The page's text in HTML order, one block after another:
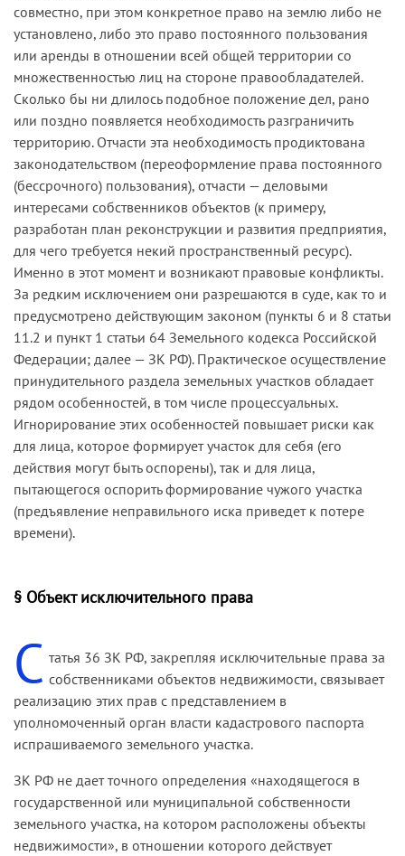
совместно, при этом конкретное право на землю либо не
установлено, либо это право постоянного пользования
или аренды в отношении всей общей территории со
множественностью лиц на стороне правообладателей.
Сколько бы ни длилось подобное положение дел, рано
или поздно появляется необходимость разграничить
территорию. Отчасти эта необходимость продиктована
законодательством (переоформление права постоянного
(бессрочного) пользования), отчасти — деловыми
интересами собственников объектов (к примеру,
разработан план реконструкции и развития предприятия,
для чего требуется некий пространственный ресурс).
Именно в этот момент и возникают правовые конфликты.
За редким исключением они разрешаются в суде, как то и
предусмотрено действующим законом (пункты 6 и 8 статьи
11.2 и пункт 1 статьи 64 Земельного кодекса Российской
Федерации; далее — ЗК РФ). Практическое осуществление
принудительного раздела земельных участков обладает
рядом особенностей, в том числе процессуальных.
Игнорирование этих особенностей повышает риски как
для лица, которое формирует участок для себя (его
действия могут быть оспорены), так и для лица,
пытающегося оспорить формирование чужого участка
(предъявление неправильного иска приведет к потере
времени).
§ Объект исключительного права
С татья 36 ЗК РФ, закрепляя исключительные права за
собственниками объектов недвижимости, связывает
реализацию этих прав с представлением в
уполномоченный орган власти кадастрового паспорта
испрашиваемого земельного участка.
ЗК РФ не дает точного определения «находящегося в
государственной или муниципальной собственности
земельного участка, на котором расположены объекты
недвижимости», в отношении которого действует